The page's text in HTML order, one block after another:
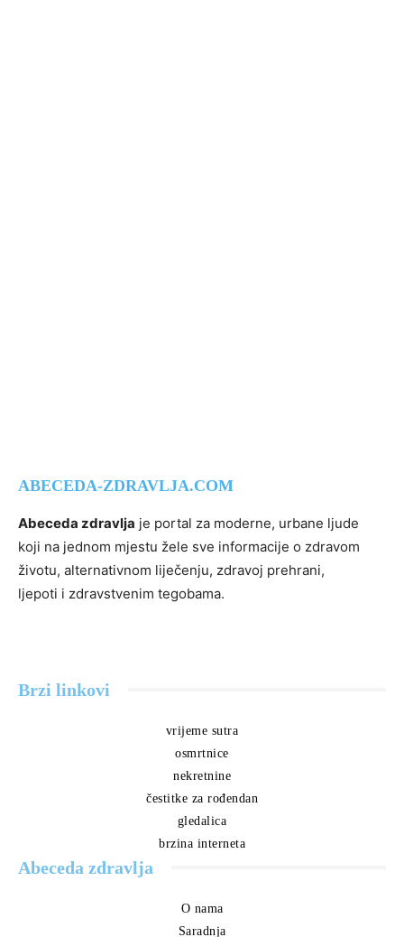
ABECEDA-ZDRAVLJA.COM
Abeceda zdravlja je portal za moderne, urbane ljude
koji na jednom mjestu žele sve informacije o zdravom
životu, alternativnom liječenju, zdravoj prehrani,
ljepoti i zdravstvenim tegobama.
Brzi linkovi
vrijeme sutra
osmrtnice
nekretnine
čestitke za rođendan
gledalica
brzina interneta
Abeceda zdravlja
O nama
Saradnja